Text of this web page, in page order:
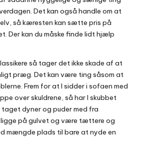
Det kan også handle om at
så kæresten kan sætte pris på
Der kan du måske finde lidt hjælp
så tager det ikke skade af at
præg. Det kan være ting såsom at
Frem for at I sidder i sofaen med
over skuldrene, så har I skubbet
dyner og puder med fra
på gulvet og være tættere og
mængde plads til bare at nyde en